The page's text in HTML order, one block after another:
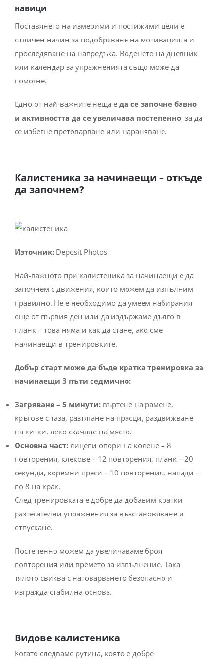
навици
Поставянето на измерими и постижими цели е
отличен начин за подобряване на мотивацията и
проследяване на напредъка. Воденето на дневник
или календар за упражненията също може да
помогне.
Едно от най-важните неща е да се започне бавно
и активността да се увеличава постепенно, за да
се избегне претоварване или нараняване.
Калистеника за начинаещи – откъде
да започнем?
Източник:Deposit Photos
Най-важното при калистеника за начинаещи е да
започнем с движения, които можем да изпълним
правилно. Не е необходимо да умеем набирания
още от първия ден или да издържаме дълго в
планк – това няма и как да стане, ако сме
начинаещи в тренировките.
Добър старт може да бъде кратка тренировка за
начинаещи 3 пъти седмично:
Загряване – 5 минути: въртене на рамене,
кръгове с таза, разтягане на прасци, раздвижване
на китки, леко скачане на място.
Основна част: лицеви опори на колене – 8
повторения, клекове – 12 повторения, планк – 20
секунди, коремни преси – 10 повторения, напади –
по 8 на крак.
След тренировката е добре да добавим кратки
разтегателни упражнения за възстановяване и
отпускане.
Постепенно можем да увеличаваме броя
повторения или времето за изпълнение. Така
тялото свиква с натоварването безопасно и
изгражда стабилна основа.
Видове калистеника
Когато следваме рутина, която е добре